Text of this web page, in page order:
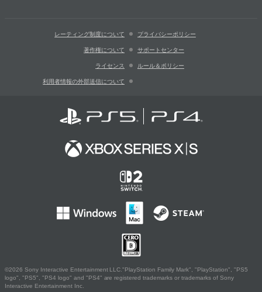
レーティング制度について プライバシーポリシー
著作権について サポートセンター
ライセンス ルール＆ポリシー
利用者情報の外部送信について
©2026 Sony Interactive Entertainment LLC."PlayStation Family Mark", "PlayStation", "PS5
logo", "PS5", "PS4 logo" and "PS4" are registered trademarks or trademarks of Sony
Interactive Entertainment Inc.